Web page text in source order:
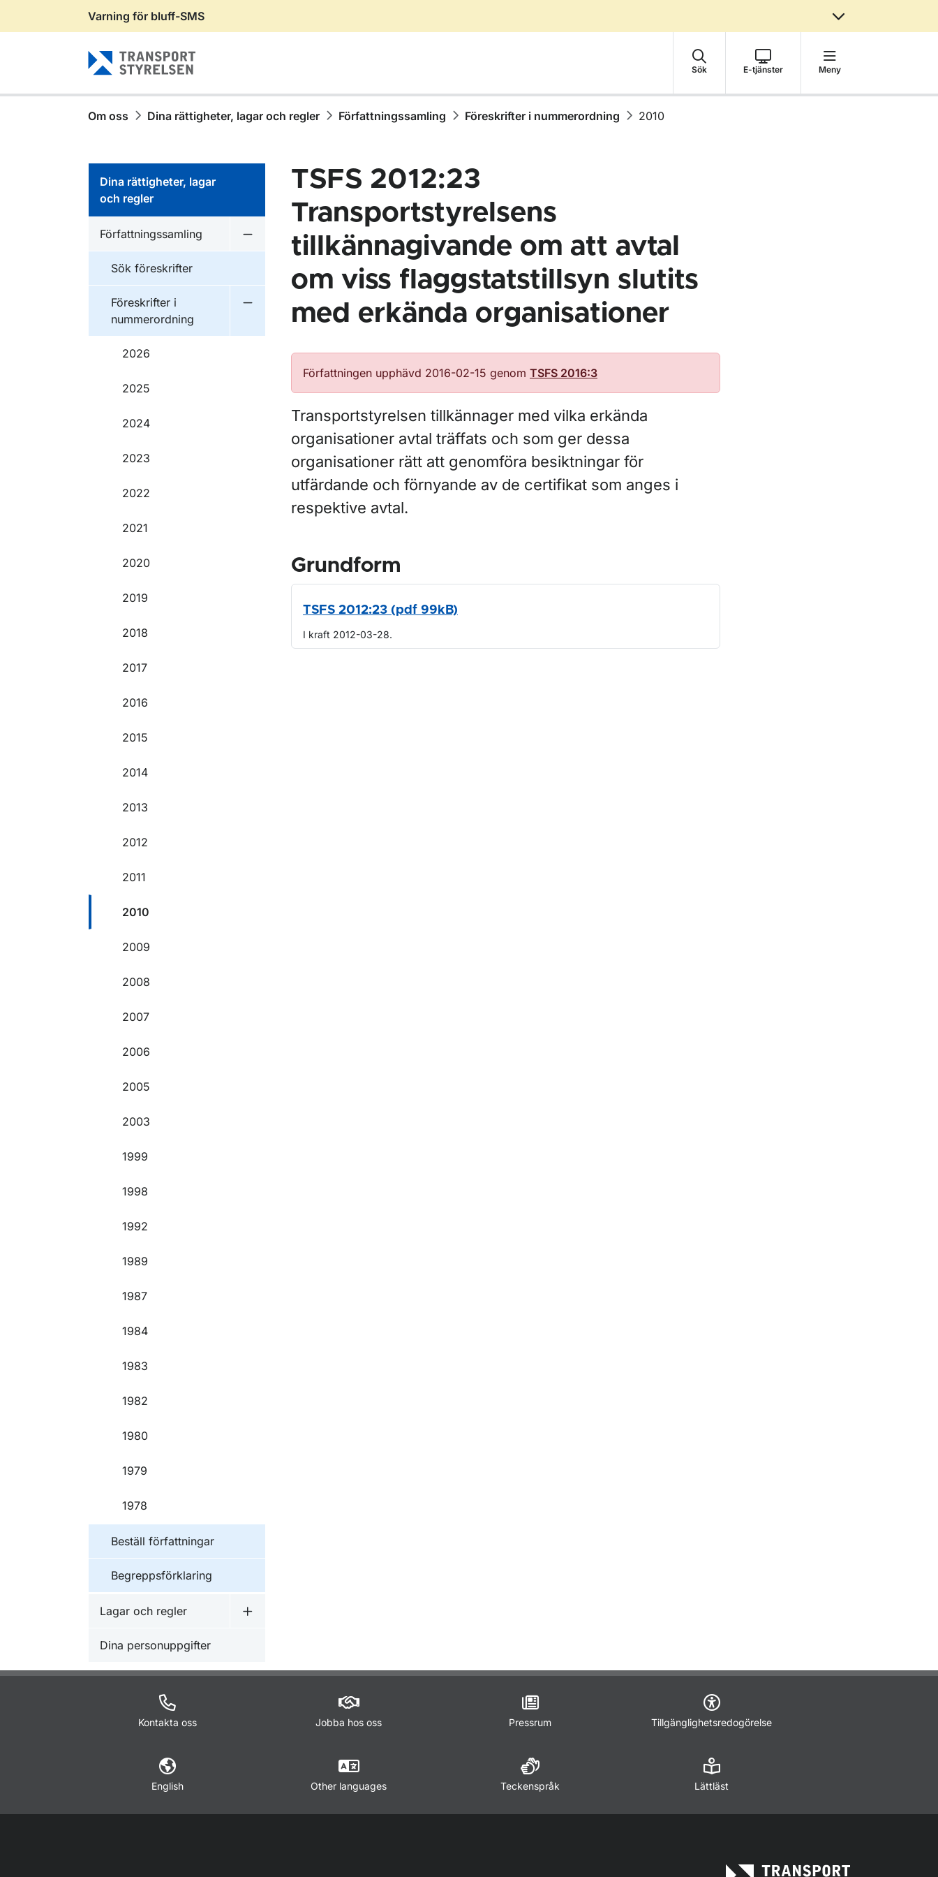
Gå till sidans innehåll
Varning för bluff-SMS
Sök E-tjänster Meny
Om oss Dina rättigheter, lagar och regler Författningssamling Föreskrifter i nummerordning 2010
Dina rättigheter, lagar
och regler
Författningssamling
Undermeny för Författningssamling
Sök föreskrifter
Föreskrifter i
nummerordning
Undermeny för Föreskrifter i nummerordning
2026
2025
2024
2023
2022
2021
2020
2019
2018
2017
2016
2015
2014
2013
2012
2011
2010
2009
2008
2007
2006
2005
2003
1999
1998
1992
1989
1987
1984
1983
1982
1980
1979
1978
Beställ författningar
Begreppsförklaring
Lagar och regler
Undermeny för Lagar och regler
Dina personuppgifter
TSFS 2012:23
Transportstyrelsens
tillkännagivande om att avtal
om viss flaggstatstillsyn slutits
med erkända organisationer
Författningen upphävd 2016-02-15 genom TSFS 2016:3
Transportstyrelsen tillkännager med vilka erkända
organisationer avtal träffats och som ger dessa
organisationer rätt att genomföra besiktningar för
utfärdande och förnyande av de certifikat som anges i
respektive avtal.
Grundform
TSFS 2012:23 (pdf 99kB)
I kraft 2012-03-28.
Kontakta oss Jobba hos oss Pressrum Tillgänglighetsredogörelse
English Other languages Teckenspråk Lättläst